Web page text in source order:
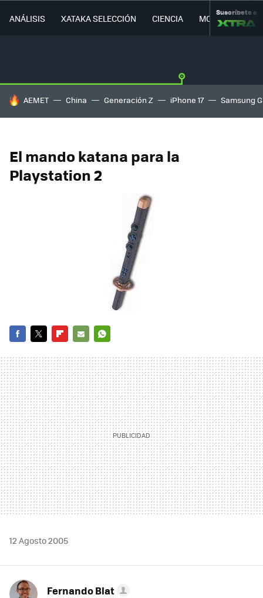
ANÁLISIS XATAKA SELECCIÓN CIENCIA MOVILIDAD
Suscríbete a
HOY SE HABLA DE
AEMET China Generación Z iPhone 17 Samsung
El mando katana para la
Playstation 2
MAIL
12 Agosto 2005
Fernando Blat